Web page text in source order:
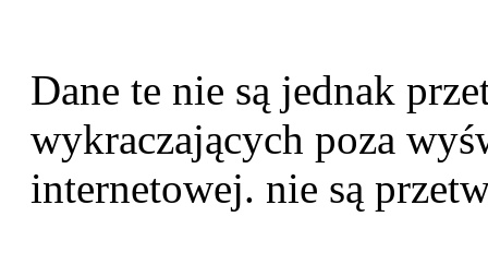
Dane te nie są jednak
wykraczających poza
internetowej. nie są